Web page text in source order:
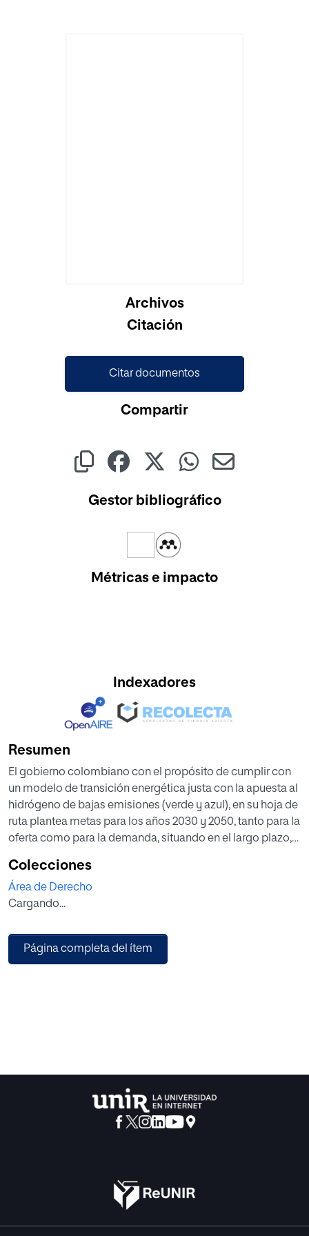
Archivos
Citación
Citar documentos
Compartir
Gestor bibliográfico
Métricas e impacto
Indexadores
Resumen
El gobierno colombiano con el propósito de cumplir con
un modelo de transición energética justa con la apuesta al
hidrógeno de bajas emisiones (verde y azul), en su hoja de
ruta plantea metas para los años 2030 y 2050, tanto para la
oferta como para la demanda, situando en el largo plazo,
del análisis de los instrumentos regulatorios actuales del
sector del gas natural posiblemente se debe habilitar en el
corto y mediano plazo su exportación e importación a fin
el sistema nacional de transporte (SNT) podría presentar
mayores desafíos técnicos y económicos que el sistema
Colecciones
Área de Derecho
Cargando...
Página completa del ítem